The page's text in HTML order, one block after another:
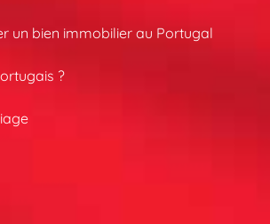
un bien immobilier au Portugal
?